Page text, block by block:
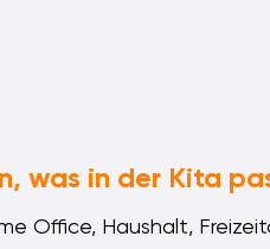
was in der Kita
Office, Haushalt,